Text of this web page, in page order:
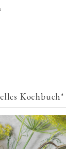
Kochbuch*